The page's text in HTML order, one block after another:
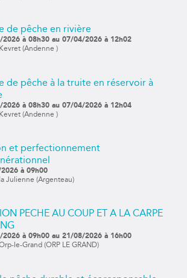
de pêche en rivière
2026 à 08h30 au 07/04/2026 à 12h02
(Andenne )
de pêche à la truite en réservoir à
2026 à 08h30 au 07/04/2026 à 12h04
(Andenne )
et perfectionnement
à 09h00
Julienne (Argenteau)
PECHE AU COUP ET A LA CARPE
2026 à 09h00 au 21/08/2026 à 16h00
le-Grand (ORP LE GRAND)